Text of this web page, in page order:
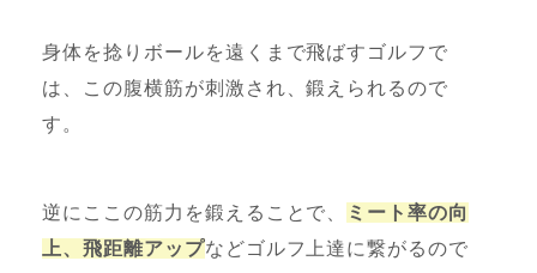
身体を捻りボールを遠くまで飛ばすゴルフで
は、この腹横筋が刺激され、鍛えられるので
す。
逆にここの筋力を鍛えることで、
ミート率の向
上、飛距離アップなどゴルフ上達に繋がるので